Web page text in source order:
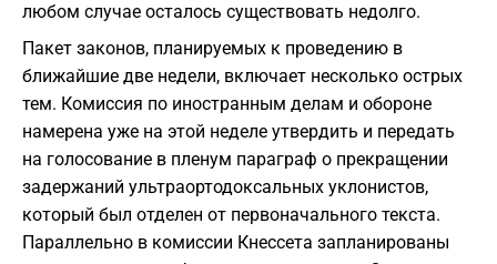
любом случае осталось существовать недолго.
Пакет законов, планируемых к проведению в
ближайшие две недели, включает несколько острых
тем. Комиссия по иностранным делам и обороне
намерена уже на этой неделе утвердить и передать
на голосование в пленум параграф о прекращении
задержаний ультраортодоксальных уклонистов,
который был отделен от первоначального текста.
Параллельно в комиссии Кнессета запланированы